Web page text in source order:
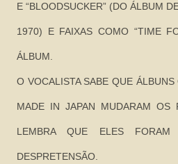
E “BLOODSUCKER” (DO ÁLBUM
1970) E FAIXAS COMO “TIME
ÁLBUM.
O VOCALISTA SABE QUE
MADE IN JAPAN MUDARAM OS
LEMBRA QUE ELES
DESPRETENSÃO.